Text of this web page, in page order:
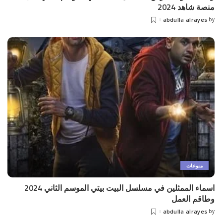
منصة شاهد 2024
Posted
by
abdulla alrayes
منوعات
اسماء الممثلين في مسلسل البيت بيتي الموسم الثاني 2024
وطاقم العمل
Posted
by
abdulla alrayes